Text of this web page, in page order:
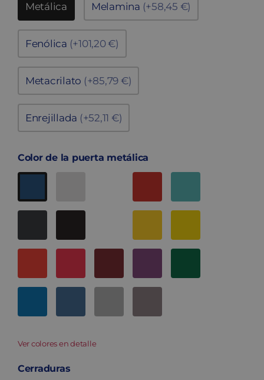
Metálica Melamina (+58,45 €)
Fenólica (+101,20 €)
Metacrilato (+85,79 €)
Enrejillada (+52,11 €)
Color de la puerta metálica
Ver colores en detalle
Cerraduras